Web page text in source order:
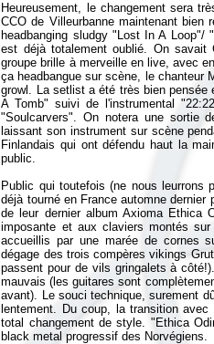
Heureusement, le changement sera
CCO de Villeurbanne maintenant
headbanging sludgy "Lost In A
est déjà totalement oublié. On
groupe brille à merveille en live, avec
ça headbangue sur scène, le chanteur
growl. La setlist a été très bien
A Tomb" suivi de l'instrumental
"Soulcarvers". On notera une sortie
laissant son instrument sur scène
Finlandais qui ont défendu haut la
public.
Public qui toutefois (ne nous leurrons
déjà tourné en France automne dernier
de leur dernier album Axioma Ethica
imposante et aux claviers montés
accueillis par une marée de cornes
dégage des trois compères vikings
passent pour de vils gringalets à
mauvais (les guitares sont
avant). Le souci technique, surement
lentement. Du coup, la transition
total changement de style. "Ethica
black metal progressif des Norvégiens.